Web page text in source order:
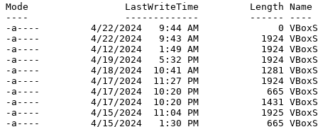
Mode                 LastWriteTime         Length Name
----                 -------------         ------ ----
-a----         4/22/2024   9:44 AM              0
-a----         4/22/2024   9:43 AM           1924
-a----         4/12/2024   1:49 AM           1924
-a----         4/19/2024   5:32 PM           1924
-a----         4/18/2024  10:41 AM           1281
-a----         4/17/2024  11:27 PM           1924
-a----         4/17/2024  10:20 PM            665
-a----         4/17/2024  10:20 PM           1431
-a----         4/15/2024  11:04 PM           1925
-a----         4/15/2024   1:30 PM            665